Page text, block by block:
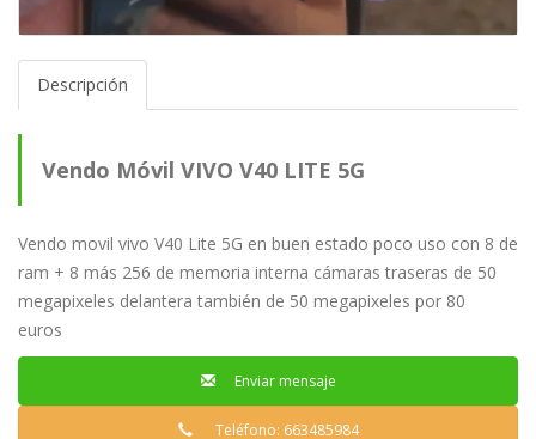
Descripción
Vendo Móvil VIVO V40 LITE 5G
Vendo movil vivo V40 Lite 5G en buen estado poco uso con 8 de
ram + 8 más 256 de memoria interna cámaras traseras de 50
megapixeles delantera también de 50 megapixeles por 80
euros
Enviar mensaje
Teléfono: 663485984